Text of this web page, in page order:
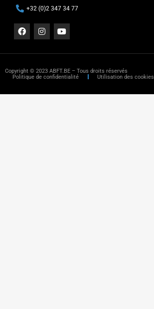
+32 (0)2 347 34 77
Copyright © 2023 ABFT.BE – Tous droits réservés
Politique de confidentialité
Utilisation des cookies